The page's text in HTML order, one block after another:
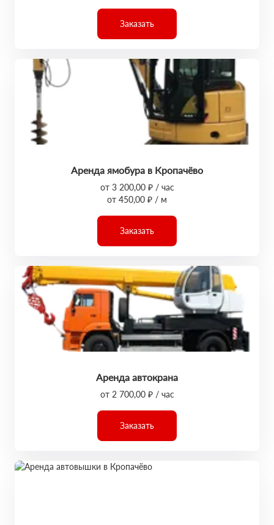
Заказать
Аренда ямобура в Кропачёво
от 3 200,00 ₽ / час
от 450,00 ₽ / м
Заказать
Аренда автокрана
от 2 700,00 ₽ / час
Заказать